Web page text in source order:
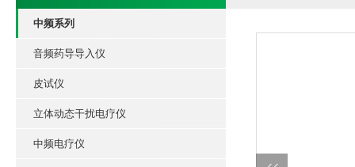
中频系列
音频药导导入仪
皮试仪
立体动态干扰电疗仪
中频电疗仪